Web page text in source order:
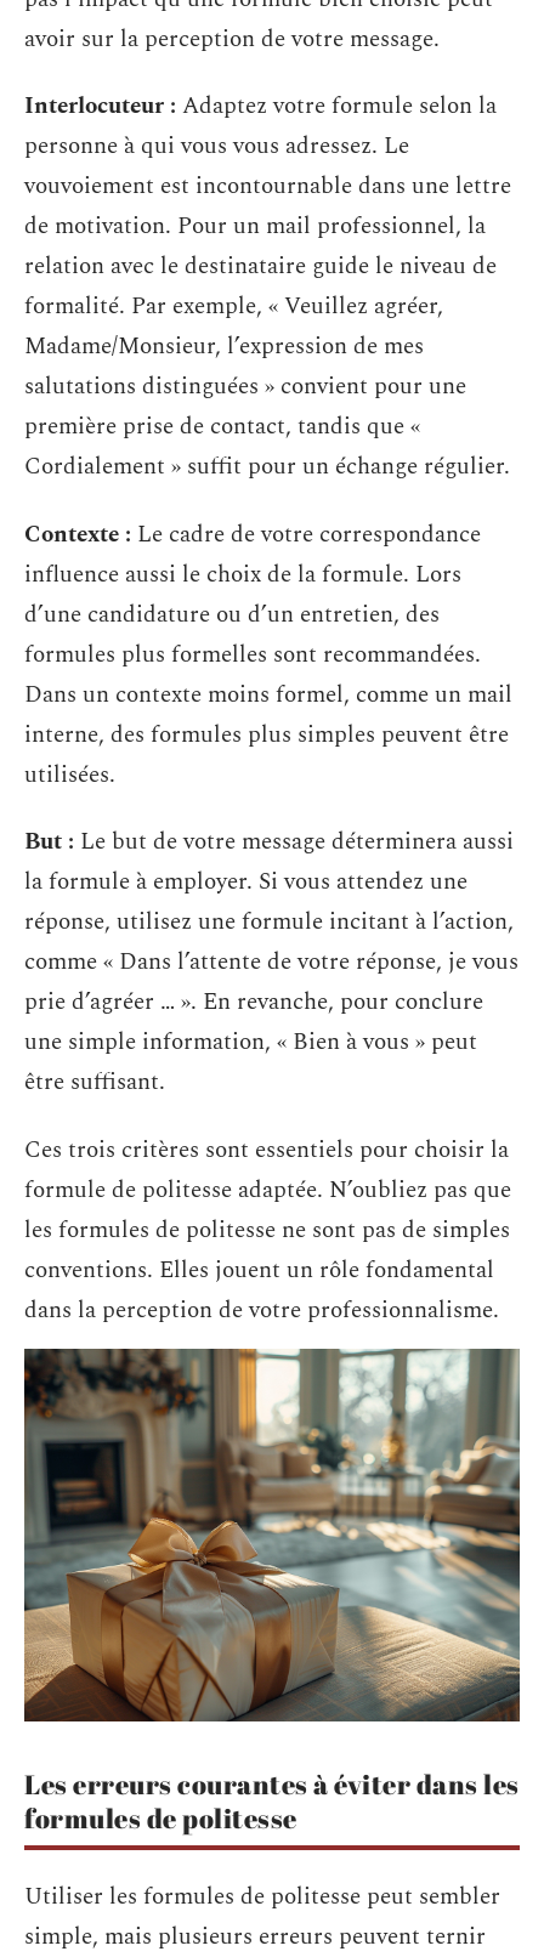
avoir sur la perception de votre message.
Interlocuteur : Adaptez votre formule selon la
personne à qui vous vous adressez. Le
vouvoiement est incontournable dans une lettre
de motivation. Pour un mail professionnel, la
relation avec le destinataire guide le niveau de
formalité. Par exemple, « Veuillez agréer,
Madame/Monsieur, l’expression de mes
salutations distinguées » convient pour une
première prise de contact, tandis que «
Cordialement » suffit pour un échange régulier.
Contexte : Le cadre de votre correspondance
influence aussi le choix de la formule. Lors
d’une candidature ou d’un entretien, des
formules plus formelles sont recommandées.
Dans un contexte moins formel, comme un mail
interne, des formules plus simples peuvent être
utilisées.
But : Le but de votre message déterminera aussi
la formule à employer. Si vous attendez une
réponse, utilisez une formule incitant à l’action,
comme « Dans l’attente de votre réponse, je vous
prie d’agréer … ». En revanche, pour conclure
une simple information, « Bien à vous » peut
être suffisant.
Ces trois critères sont essentiels pour choisir la
formule de politesse adaptée. N’oubliez pas que
les formules de politesse ne sont pas de simples
conventions. Elles jouent un rôle fondamental
dans la perception de votre professionnalisme.
Les erreurs courantes à éviter dans les
formules de politesse
Utiliser les formules de politesse peut sembler
simple, mais plusieurs erreurs peuvent ternir